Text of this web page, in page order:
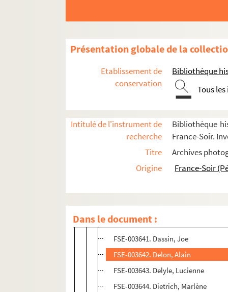
Présentation globale de la
Etablissement de
conservation
Bibliothèque
Tous
Intitulé de l'instrument de
recherche
Bibliothèque
France-Soir.
Titre
Archives
Origine
France-Soir
Dans le document :
FSC-001549. Bruel, Patrick
FSE-003631. Caron, Leslie
FSE-003632. Cartier, Jacqueline
FSE-003633. Les Chaussettes Noires
FSE-003634. Chevalier, Maurice
FSE-003637. Les Compagnons de la
FSE-003638. Cordy, Annie
FSE-003639. Dali, Salvador
FSE-003640. Dalida
FSE-003641. Dassin, Joe
FSE-003642. Delon, Alain
FSE-003643. Delyle, Lucienne
FSE-003644. Dietrich, Marlène